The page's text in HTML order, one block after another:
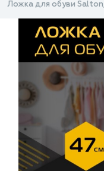
Ложка для обуви